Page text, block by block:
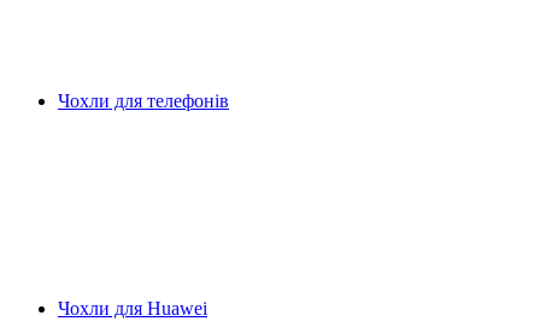
Чохли для телефонів
Чохли для Huawei